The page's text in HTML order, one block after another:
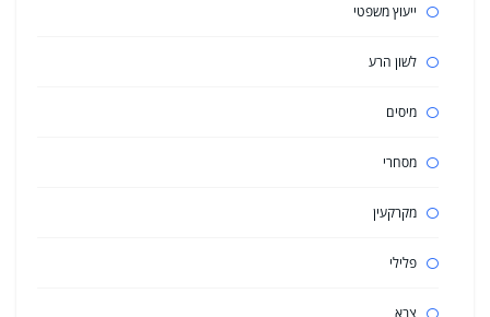
ייעוץ משפטי
לשון הרע
מיסים
מסחרי
מקרקעין
פלילי
צבא